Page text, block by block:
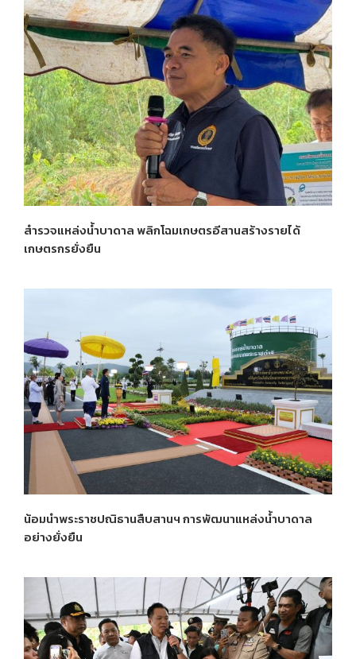
สำรวจแหล่งน้ำบาดาล พลิกโฉมเกษตรอีสานสร้างรายได้
เกษตรกรยั่งยืน
น้อมนำพระราชปณิธานสืบสานฯ การพัฒนาแหล่งน้ำบาดาล
อย่างยั่งยืน